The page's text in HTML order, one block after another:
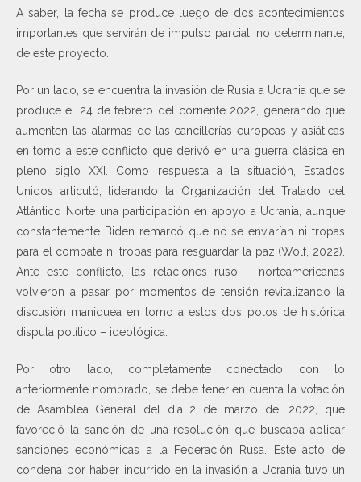
A saber, la fecha se produce luego de dos acontecimientos
importantes que servirán de impulso parcial, no determinante,
de este proyecto.
Por un lado, se encuentra la invasión de Rusia a Ucrania que se
produce el 24 de febrero del corriente 2022, generando que
aumenten las alarmas de las cancillerías europeas y asiáticas
en torno a este conflicto que derivó en una guerra clásica en
pleno siglo XXI. Como respuesta a la situación, Estados
Unidos articuló, liderando la Organización del Tratado del
Atlántico Norte una participación en apoyo a Ucrania, aunque
constantemente Biden remarcó que no se enviarían ni tropas
para el combate ni tropas para resguardar la paz (Wolf, 2022).
Ante este conflicto, las relaciones ruso – norteamericanas
volvieron a pasar por momentos de tensión revitalizando la
discusión maniquea en torno a estos dos polos de histórica
disputa político – ideológica.
Por otro lado, completamente conectado con lo
anteriormente nombrado, se debe tener en cuenta la votación
de Asamblea General del día 2 de marzo del 2022, que
favoreció la sanción de una resolución que buscaba aplicar
sanciones económicas a la Federación Rusa. Este acto de
condena por haber incurrido en la invasión a Ucrania tuvo un